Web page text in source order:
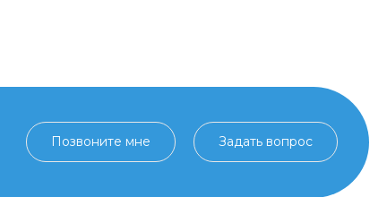
Позвоните мне Задать вопрос